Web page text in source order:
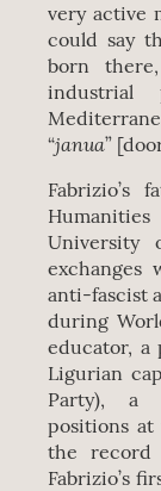
very active
could say
born
“janua”
Fabrizio’s
University
exchanges
anti-fascist
during
educator, a
Ligurian
Party), a
positions
the record
Fabrizio’s